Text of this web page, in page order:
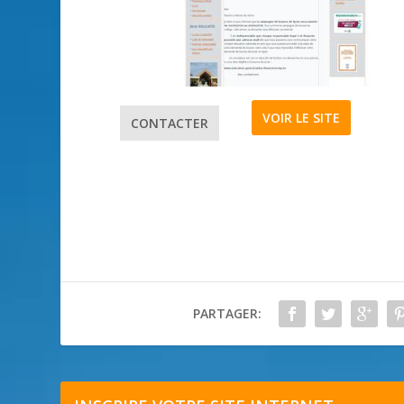
CONTACTER VOIR LE SITE
PARTAGER: